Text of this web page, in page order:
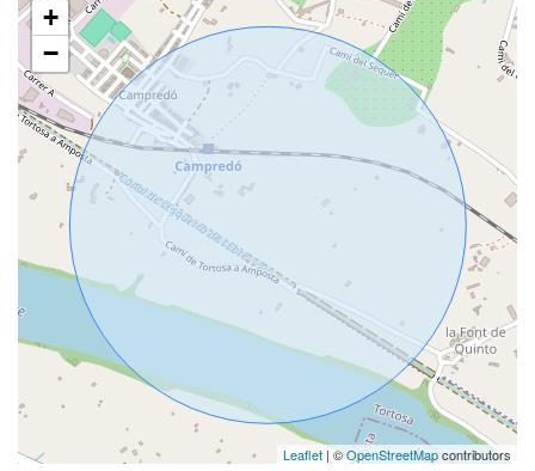
+
−
Leaflet | ©OpenStreetMapcontributors